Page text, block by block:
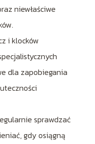
niewłaściwe
i klocków
dla zapobiegania
sprawdzać
gdy osiągną